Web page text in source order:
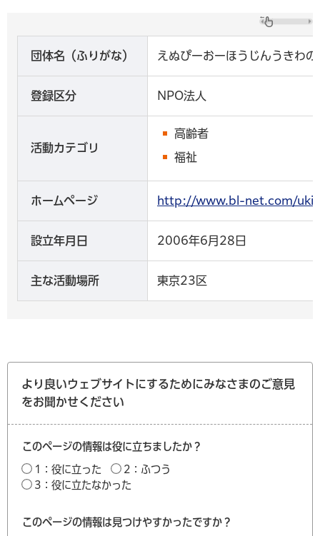
団体名（ふりがな） えぬぴーおーほうじんうきわの
登録区分 NPO法人
活動カテゴリ
高齢者
福祉
ホームページ http://www.bl-net.com/
設立年月日 2006年6月28日
主な活動場所 東京23区
より良いウェブサイトにするためにみなさまのご意見
をお聞かせください
このページの情報は役に立ちましたか？
1：役に立った
2：ふつう
3：役に立たなかった
このページの情報は見つけやすかったですか？